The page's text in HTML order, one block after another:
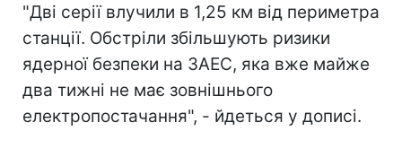
"Дві серії влучили в 1,25 км від периметра
станції. Обстріли збільшують ризики
ядерної безпеки на ЗАЕС, яка вже майже
два тижні не має зовнішнього
електропостачання", - йдеться у дописі.